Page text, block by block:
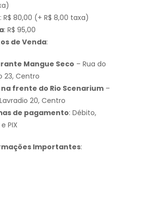
: R$ 80,00 (+ R$ 8,00 taxa)
: R$ 95,00
de Venda:
Mangue Seco – Rua do
23, Centro
frente do Rio Scenarium –
20, Centro
de pagamento: Débito,
PIX
Importantes: